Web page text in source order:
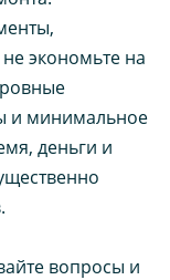
экономьте на
ровные
и минимальное
деньги и
вопросы и